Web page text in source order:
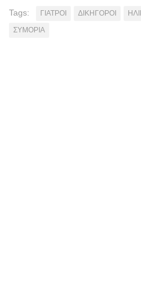
Tags: ΓΙΑΤΡΟΙ ΔΙΚΗΓΟΡΟΙ
ΣΥΜΟΡΙΑ